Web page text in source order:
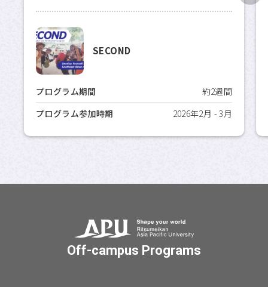
SECOND
プログラム期間
約2週間
プログラム参加時期
2026年2月 - 3月
Off-campus Programs